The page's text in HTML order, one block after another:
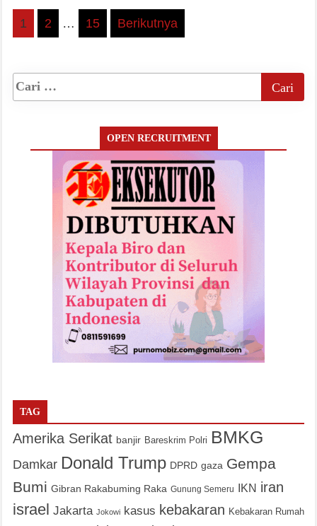
Paginasi
1 2 … 15 Berikutnya
OPEN RECRUITMENT
TAG
Amerika Serikat banjir Bareskrim Polri BMKG
Damkar Donald Trump DPRD gaza Gempa
Bumi Gibran Rakabuming Raka Gunung Semeru IKN iran
israel Jakarta Jokowi kasus kebakaran Kebakaran Rumah